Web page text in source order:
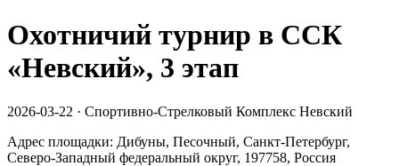
Охотничий турнир в ССК
«Невский», 3 этап
2026-03-22 · Спортивно-Стрелковый Комплекс Невский
Адрес площадки: Дибуны, Песочный, Санкт-Петербург,
Северо-Западный федеральный округ, 197758, Россия